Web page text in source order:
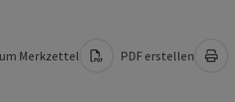
Merkzettel PDF erstellen